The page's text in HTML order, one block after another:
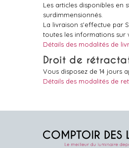
Les articles disponibles en
surdimmensionnés.
La livraison s'effectue par
toutes les informations sur
Détails des modalités de
Droit de
Vous disposez de 14 jours
Détails des modalités de